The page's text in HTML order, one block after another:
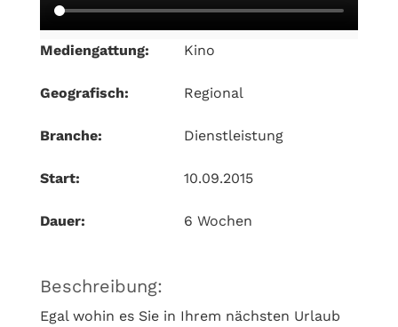
Mediengattung: Kino
Geografisch: Regional
Branche: Dienstleistung
Start: 10.09.2015
Dauer: 6 Wochen
Beschreibung:
Egal wohin es Sie in Ihrem nächsten Urlaub